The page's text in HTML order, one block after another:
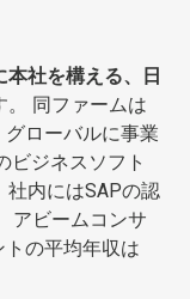
本社を構える、日
。 同ファームは
ローバルに事業
ビジネスソフト
社内にはSAPの認
アビームコンサ
の平均年収は